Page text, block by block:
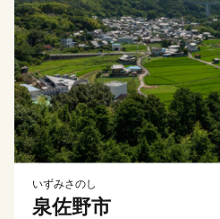
いずみさのし
泉佐野市